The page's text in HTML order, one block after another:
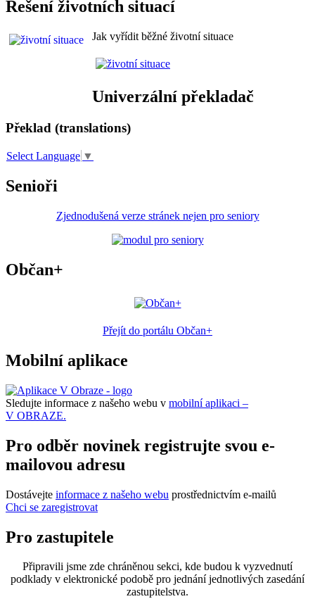
Řešení životních situací
Jak vyřídit běžné životní situace
Univerzální překladač
Překlad (translations)
Select Language ▼
Senioři
Zjednodušená verze stránek nejen pro seniory
Občan+
Přejít do portálu Občan+
Mobilní aplikace
Sledujte informace z našeho webu v mobilní aplikaci –
V OBRAZE.
Pro odběr novinek registrujte svou e-
mailovou adresu
Dostávejte informace z našeho webu prostřednictvím e-mailů
Chci se zaregistrovat
Pro zastupitele
Připravili jsme zde chráněnou sekci, kde budou k vyzvednutí
podklady v elektronické podobě pro jednání jednotlivých zasedání
zastupitelstva.